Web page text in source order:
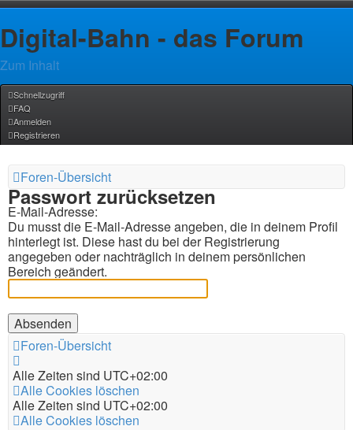
Digital-Bahn - das Forum
Zum Inhalt
Schnellzugriff
FAQ
Anmelden
Registrieren
Foren-Übersicht
Passwort zurücksetzen
E-Mail-Adresse:
Du musst die E-Mail-Adresse angeben, die in deinem Profil
hinterlegt ist. Diese hast du bei der Registrierung
angegeben oder nachträglich in deinem persönlichen
Bereich geändert.
Foren-Übersicht
Alle Zeiten sind UTC+02:00
Alle Cookies löschen
Alle Zeiten sind UTC+02:00
Alle Cookies löschen